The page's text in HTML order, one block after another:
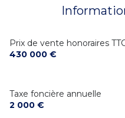
construit en 1970
cuisine américaine
2 parking(s)
Prix de vente honoraires
430 000 €
Taxe foncière annuelle
2 000 €